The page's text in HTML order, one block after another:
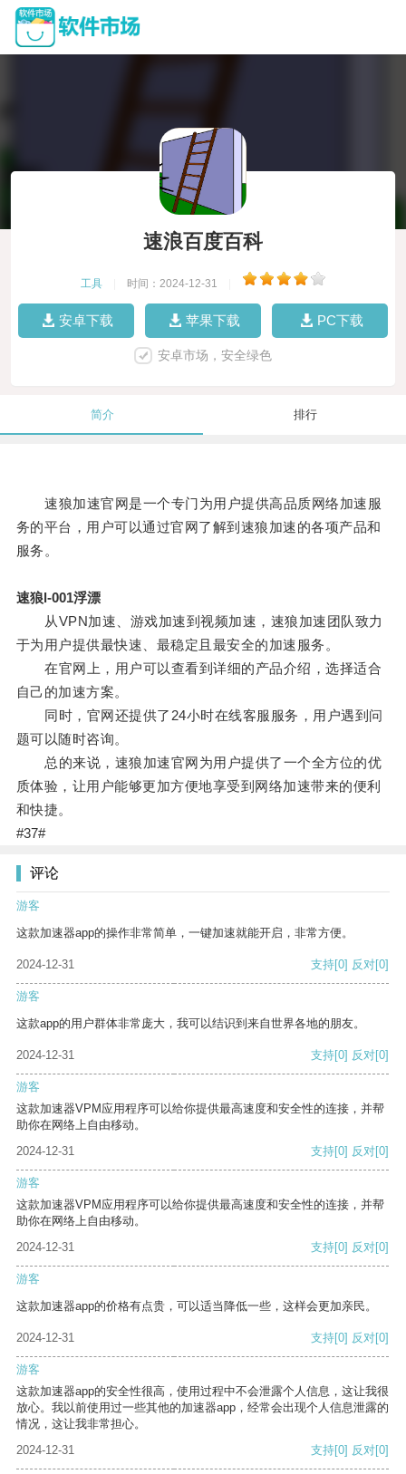
速浪百度百科
工具 时间：2024-12-31
安卓下载 苹果下载 PC下载
安卓市场，安全绿色
简介 排行
速狼加速官网是一个专门为用户提供高品质网络加速服
务的平台，用户可以通过官网了解到速狼加速的各项产品和
服务。
速狼l-001浮漂
从VPN加速、游戏加速到视频加速，速狼加速团队致力
于为用户提供最快速、最稳定且最安全的加速服务。
在官网上，用户可以查看到详细的产品介绍，选择适合
自己的加速方案。
同时，官网还提供了24小时在线客服服务，用户遇到问
题可以随时咨询。
总的来说，速狼加速官网为用户提供了一个全方位的优
质体验，让用户能够更加方便地享受到网络加速带来的便利
和快捷。
#37#
评论
游客
这款加速器app的操作非常简单，一键加速就能开启，非常方便。
2024-12-31 支持[0] 反对[0]
游客
这款app的用户群体非常庞大，我可以结识到来自世界各地的朋友。
2024-12-31 支持[0] 反对[0]
游客
这款加速器VPM应用程序可以给你提供最高速度和安全性的连接，并帮
助你在网络上自由移动。
2024-12-31
支持[0] 反对[0]
游客
这款加速器VPM应用程序可以给你提供最高速度和安全性的连接，并帮
助你在网络上自由移动。
2024-12-31
支持[0] 反对[0]
游客
这款加速器app的价格有点贵，可以适当降低一些，这样会更加亲民。
2024-12-31 支持[0] 反对[0]
游客
这款加速器app的安全性很高，使用过程中不会泄露个人信息，这让我很
放心。我以前使用过一些其他的加速器app，经常会出现个人信息泄露的
情况，这让我非常担心。
2024-12-31
支持[0] 反对[0]